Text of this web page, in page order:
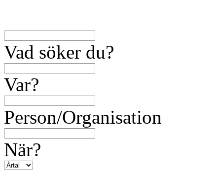
Vad söker du?
Var?
Person/Organisation
När?